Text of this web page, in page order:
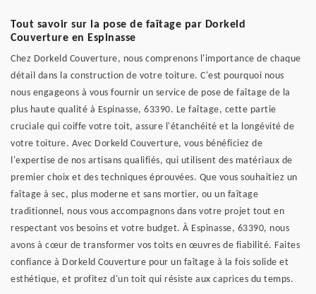
Tout savoir sur la pose de faîtage par Dorkeld
Couverture en Espinasse
Chez Dorkeld Couverture, nous comprenons l'importance de chaque
détail dans la construction de votre toiture. C'est pourquoi nous
nous engageons à vous fournir un service de pose de faîtage de la
plus haute qualité à Espinasse, 63390. Le faîtage, cette partie
cruciale qui coiffe votre toit, assure l'étanchéité et la longévité de
votre toiture. Avec Dorkeld Couverture, vous bénéficiez de
l'expertise de nos artisans qualifiés, qui utilisent des matériaux de
premier choix et des techniques éprouvées. Que vous souhaitiez un
faîtage à sec, plus moderne et sans mortier, ou un faîtage
traditionnel, nous vous accompagnons dans votre projet tout en
respectant vos besoins et votre budget. À Espinasse, 63390, nous
avons à cœur de transformer vos toits en œuvres de fiabilité. Faites
confiance à Dorkeld Couverture pour un faîtage à la fois solide et
esthétique, et profitez d'un toit qui résiste aux caprices du temps.